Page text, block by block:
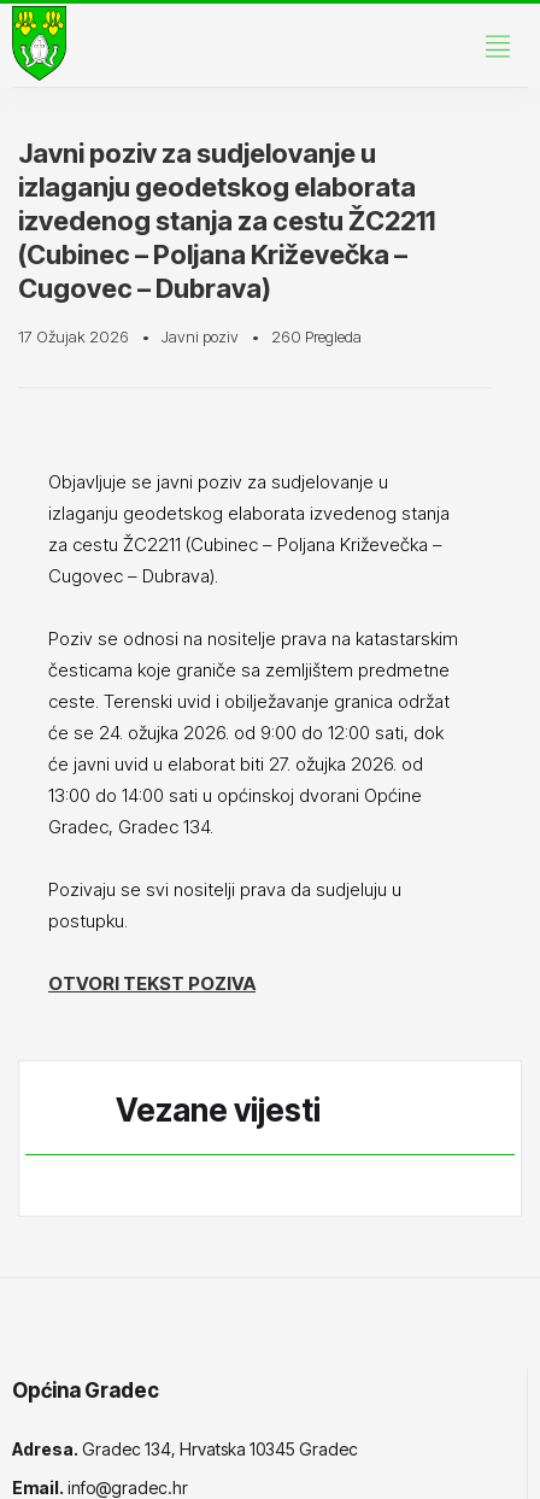
Javni poziv za sudjelovanje u
izlaganju geodetskog elaborata
izvedenog stanja za cestu ŽC2211
(Cubinec – Poljana Križevečka –
Cugovec – Dubrava)
17 Ožujak 2026 Javni poziv 260 Pregleda
Objavljuje se javni poziv za sudjelovanje u
izlaganju geodetskog elaborata izvedenog stanja
za cestu ŽC2211 (Cubinec – Poljana Križevečka –
Cugovec – Dubrava).
Poziv se odnosi na nositelje prava na katastarskim
česticama koje graniče sa zemljištem predmetne
ceste. Terenski uvid i obilježavanje granica održat
će se 24. ožujka 2026. od 9:00 do 12:00 sati, dok
će javni uvid u elaborat biti 27. ožujka 2026. od
13:00 do 14:00 sati u općinskoj dvorani Općine
Gradec, Gradec 134.
Pozivaju se svi nositelji prava da sudjeluju u
postupku.
OTVORI TEKST POZIVA
Vezane vijesti
Općina Gradec
Adresa. Gradec 134, Hrvatska 10345 Gradec
Email. info@gradec.hr